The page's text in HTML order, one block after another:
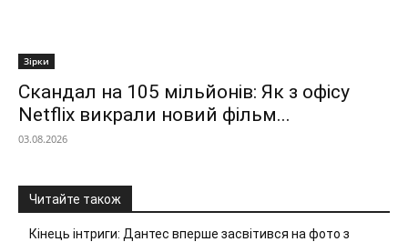
Зірки
Скандал на 105 мільйонів: Як з офісу
Netflix викрали новий фільм...
03.08.2026
Читайте також
Кінець інтриги: Дантес вперше засвітився на фото з